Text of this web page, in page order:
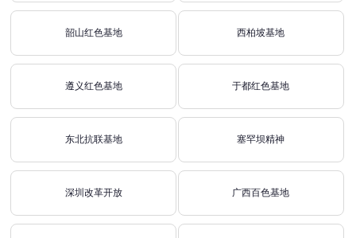
韶山红色基地 西柏坡基地
遵义红色基地 于都红色基地
东北抗联基地 塞罕坝精神
深圳改革开放 广西百色基地